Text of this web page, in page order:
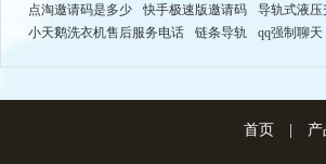
点淘邀请码是多少 快手极速版邀请码 导轨式液压
小天鹅洗衣机售后服务电话
链条导轨 qq强制聊天
首页